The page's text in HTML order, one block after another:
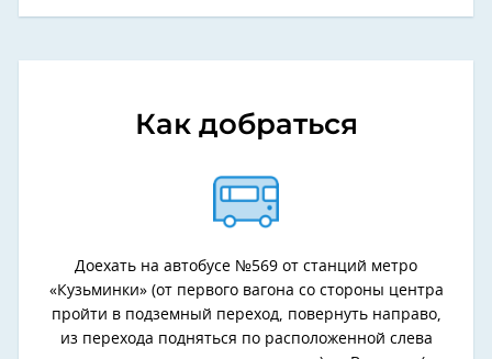
Как добраться
Доехать на автобусе №569 от станций метро
«Кузьминки» (от первого вагона со стороны центра
пройти в подземный переход, повернуть направо,
из перехода подняться по расположенной слева